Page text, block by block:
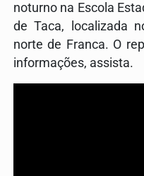
noturno na Escola
de Taca, localizada
norte de Franca. O
informações, assista.